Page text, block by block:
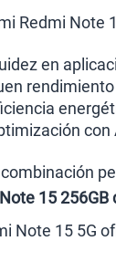
Redmi Note
en
con
combinación
15
Note 15 5G